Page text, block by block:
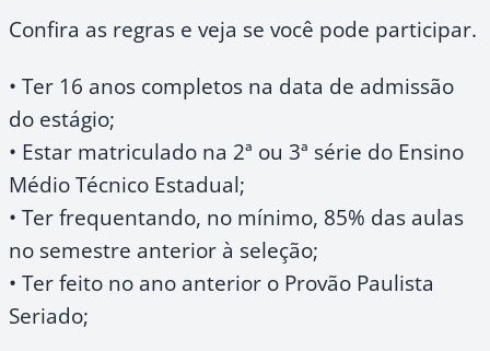
Confira as regras e veja se você pode participar.
• Ter 16 anos completos na data de admissão
do estágio;
• Estar matriculado na 2ª ou 3ª série do Ensino
Médio Técnico Estadual;
• Ter frequentando, no mínimo, 85% das aulas
no semestre anterior à seleção;
• Ter feito no ano anterior o Provão Paulista
Seriado;